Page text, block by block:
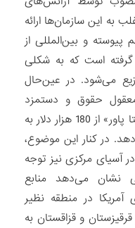
به این سازمان‌ها ارائه
و بین‌المللی از
است که به شکلی
می‌شود. در عین‌حال
حقوق و دستمزد
مدیران ارشد این سازمان نظیر «سامانتا پاور» از 180 هزار دلار به
در کنار این موضوع،
آسیای مرکزی نیز توجه
نشان می‌دهد منابع
در منطقه نظیر
و قزاقستان به